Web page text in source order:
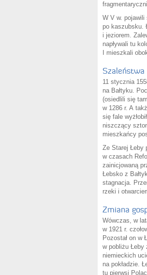
W V w. pojawili
po kaszubsku.
i jeziorem.
napływali tu
I mieszkali
Szaleństwa
11 stycznia
na Bałtyku.
(osiedlili się
w 1286 r. A
się fale
niszczący
mieszkańcy
Ze Starej Łeby
w czasach
zainicjowaną
Łebsko z
stagnacja.
rzeki i
Zmiana
Wówczas, w
w 1921 r.
Pozostał on w
w pobliżu Łeby
niemieckich
na pokładzie.
tu pierwsi